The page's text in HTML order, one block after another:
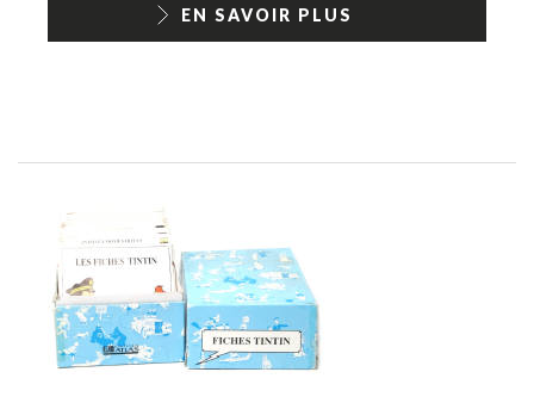
EN SAVOIR PLUS